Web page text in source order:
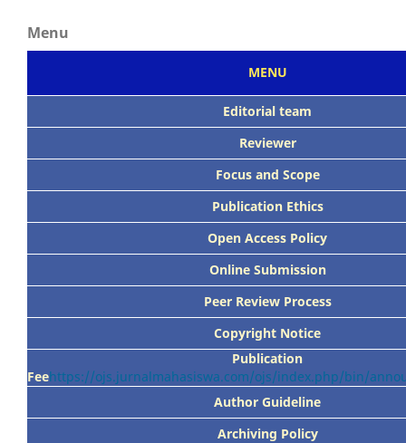
Menu
MENU
Editorial team
Reviewer
Focus and Scope
Publication Ethics
Open Access Policy
Online Submission
Peer Review Process
Copyright Notice
Publication
Feehttps://ojs.jurnalmahasiswa.com/ojs/index.php/bin/
Author Guideline
Archiving Policy